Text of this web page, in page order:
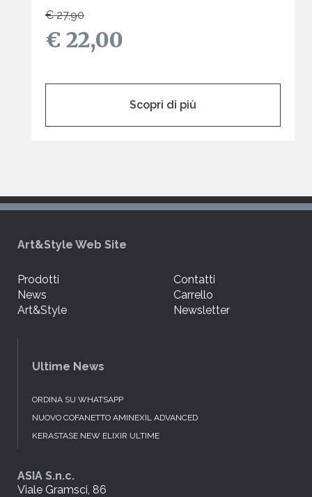
€ 27,90
€ 22,00
Scopri di più
Art&Style Web Site
Prodotti
News
Art&Style
Contatti
Carrello
Newsletter
Ultime News
ORDINA SU WHATSAPP
NUOVO COFANETTO AMINEXIL ADVANCED
KERASTASE NEW ELIXIR ULTIME
ASIA S.n.c.
Viale Gramsci, 86